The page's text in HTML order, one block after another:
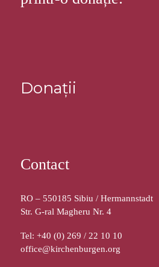
Donații
Contact
RO – 550185 Sibiu / Hermannstadt
Str. G-ral Magheru Nr. 4
Tel: +40 (0) 269 / 22 10 10
office@kirchenburgen.org